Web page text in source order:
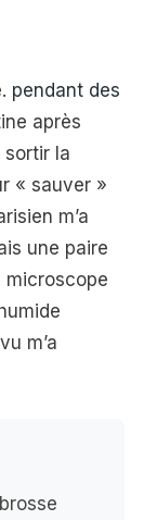
pendant des
après
sortir la
« sauver »
m’a
une paire
microscope
m’a